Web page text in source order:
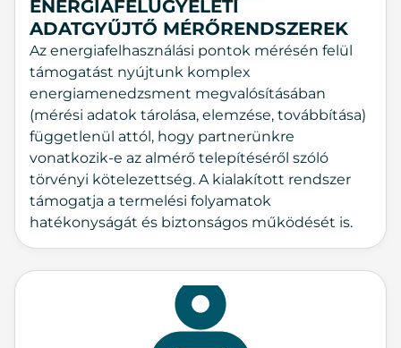
ENERGIAFELÜGYELETI
ADATGYŰJTŐ MÉRŐRENDSZEREK
Az energiafelhasználási pontok mérésén felül
támogatást nyújtunk komplex
energiamenedzsment megvalósításában
(mérési adatok tárolása, elemzése, továbbítása)
függetlenül attól, hogy partnerünkre
vonatkozik-e az almérő telepítéséről szóló
törvényi kötelezettség. A kialakított rendszer
támogatja a termelési folyamatok
hatékonyságát és biztonságos működését is.